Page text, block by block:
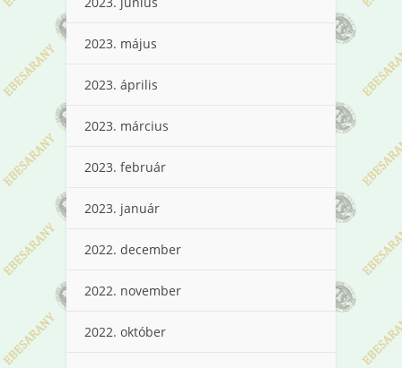
2023. május
2023. április
2023. március
2023. február
2023. január
2022. december
2022. november
2022. október